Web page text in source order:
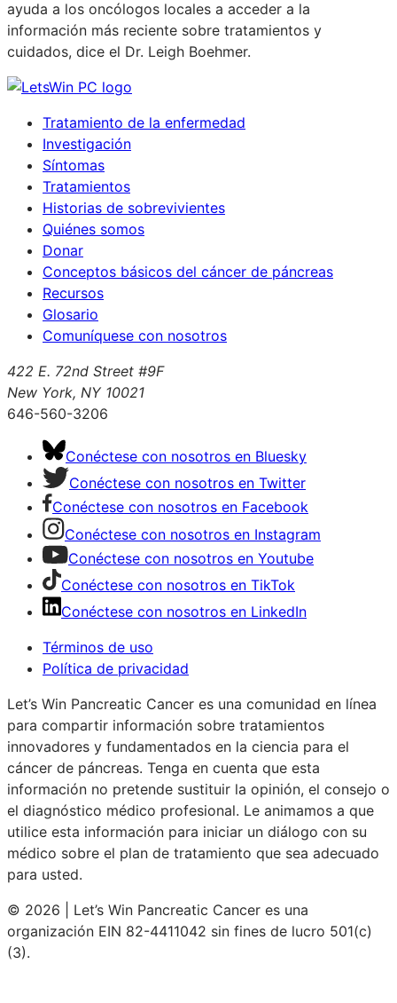
ayuda a los oncólogos locales a acceder a la
información más reciente sobre tratamientos y
cuidados, dice el Dr. Leigh Boehmer.
Tratamiento de la enfermedad
Investigación
Síntomas
Tratamientos
Historias de sobrevivientes
Quiénes somos
Donar
Conceptos básicos del cáncer de páncreas
Recursos
Glosario
Comuníquese con nosotros
422 E. 72nd Street #9F
New York, NY 10021
646-560-3206
Conéctese con nosotros en Bluesky
Conéctese con nosotros en Twitter
Conéctese con nosotros en Facebook
Conéctese con nosotros en Instagram
Conéctese con nosotros en Youtube
Conéctese con nosotros en TikTok
Conéctese con nosotros en LinkedIn
Términos de uso
Política de privacidad
Let’s Win Pancreatic Cancer es una comunidad en línea
para compartir información sobre tratamientos
innovadores y fundamentados en la ciencia para el
cáncer de páncreas. Tenga en cuenta que esta
información no pretende sustituir la opinión, el consejo o
el diagnóstico médico profesional. Le animamos a que
utilice esta información para iniciar un diálogo con su
médico sobre el plan de tratamiento que sea adecuado
para usted.
© 2026 | Let’s Win Pancreatic Cancer es una
organización EIN 82-4411042 sin fines de lucro 501(c)
(3).